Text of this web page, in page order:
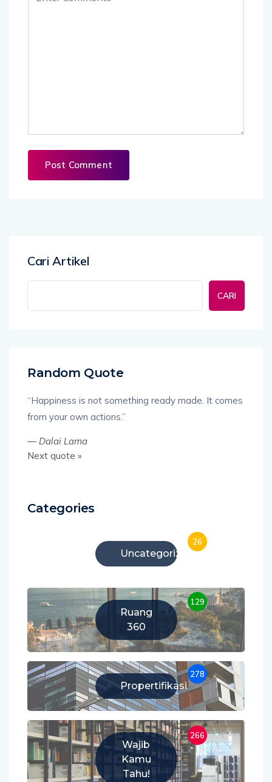
Cari Artikel
CARI
Random Quote
“Happiness is not something ready made. It comes
from your own actions.”
— Dalai Lama
Next quote »
Categories
Uncategorized
26
Ruang
360
129
Propertifikasi
278
Wajib
Kamu
Tahu!
266